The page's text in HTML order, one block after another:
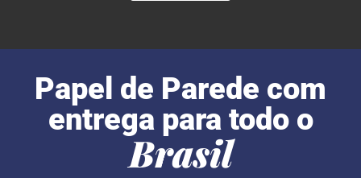
Papel de Parede com
entrega para todo o
Brasil